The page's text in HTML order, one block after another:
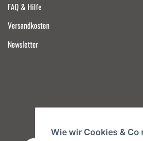
FAQ & Hilfe
Versandkosten
Newsletter
Wie wir Cookies & Co